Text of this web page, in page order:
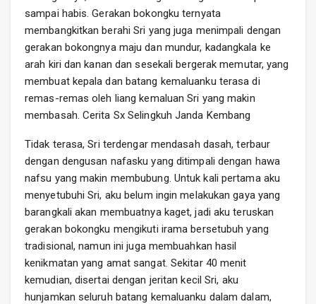
sampai habis. Gerakan bokongku ternyata
membangkitkan berahi Sri yang juga menimpali dengan
gerakan bokongnya maju dan mundur, kadangkala ke
arah kiri dan kanan dan sesekali bergerak memutar, yang
membuat kepala dan batang kemaluanku terasa di
remas-remas oleh liang kemaluan Sri yang makin
membasah. Cerita Sx Selingkuh Janda Kembang
Tidak terasa, Sri terdengar mendasah dasah, terbaur
dengan dengusan nafasku yang ditimpali dengan hawa
nafsu yang makin membubung. Untuk kali pertama aku
menyetubuhi Sri, aku belum ingin melakukan gaya yang
barangkali akan membuatnya kaget, jadi aku teruskan
gerakan bokongku mengikuti irama bersetubuh yang
tradisional, namun ini juga membuahkan hasil
kenikmatan yang amat sangat. Sekitar 40 menit
kemudian, disertai dengan jeritan kecil Sri, aku
hunjamkan seluruh batang kemaluanku dalam dalam,